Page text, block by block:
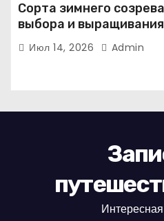
Сорта зимнего
выбора и
иммунного сорта
Июл 14, 2026 Admin